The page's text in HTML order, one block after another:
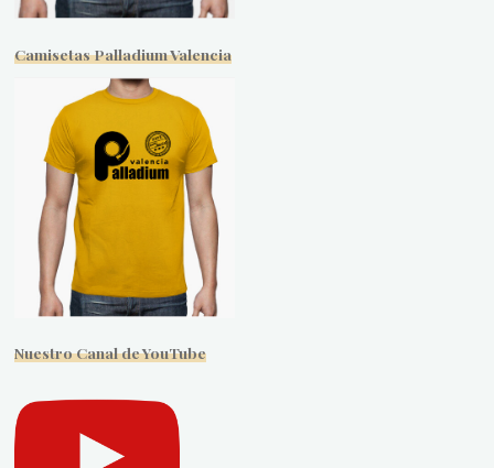
Camisetas Palladium Valencia
Nuestro Canal de YouTube